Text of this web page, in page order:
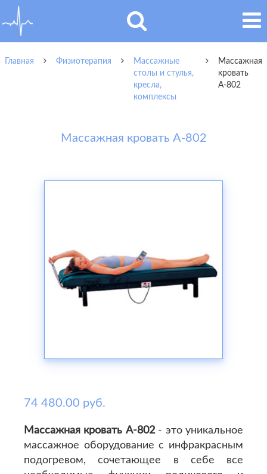
Главная Физиотерапия
Массажные
столы и стулья,
кресла,
комплексы
Массажная
кровать
А-802
Массажная кровать А-802
74 480.00 руб.
Массажная кровать A-802 - это уникальное
массажное оборудование с инфракрасным
подогревом, сочетающее в себе все